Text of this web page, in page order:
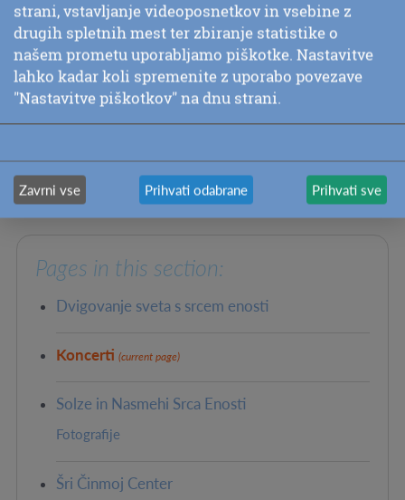

NEXT: SOLZE IN NASMEHI SRCA
ENOSTI
Pages in this section:
Dvigovanje sveta s srcem enosti
Koncerti (current page)
Solze in Nasmehi Srca Enosti
Fotografije
Šri Činmoj Center
strani, vstavljanje videoposnetkov in vsebine z
drugih spletnih mest ter zbiranje statistike o
našem prometu uporabljamo piškotke. Nastavitve
lahko kadar koli spremenite z uporabo povezave
"Nastavitve piškotkov" na dnu strani.
Zavrni vse Prihvati odabrane Prihvati sve